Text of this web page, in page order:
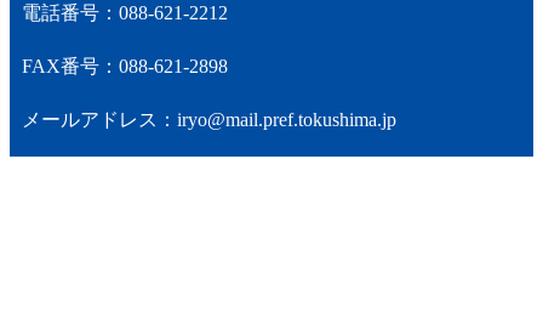
電話番号：088-621-2212
FAX番号：088-621-2898
メールアドレス：iryo@mail.pref.tokushima.jp